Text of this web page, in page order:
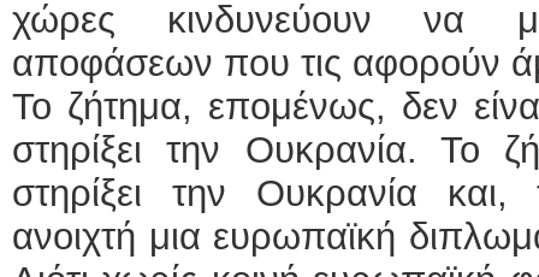
χώρες κινδυνεύουν να
αποφάσεων που τις αφορούν
Το ζήτημα, επομένως, δεν
στηρίξει την Ουκρανία. Το
στηρίξει την Ουκρανία
ανοιχτή μια ευρωπαϊκή